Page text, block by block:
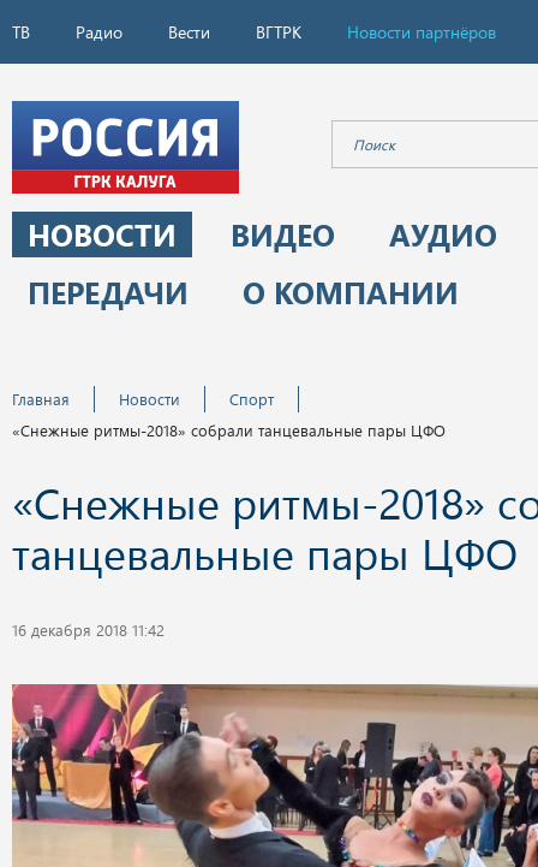
ТВ Радио Вести ВГТРК Новости партнёров
НОВОСТИ ВИДЕО
АУДИО
ПЕРЕДАЧИ
О КОМПАНИИ
Главная Новости
Спорт
«Снежные ритмы-2018» собрали танцевальные пары ЦФО
«Снежные ритмы-2018»
танцевальные пары ЦФО
16 декабря 2018 11:42